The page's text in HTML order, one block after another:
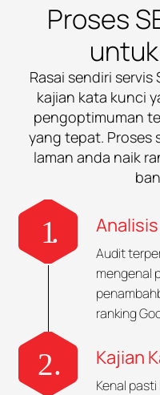
Proses
Rasai sendiri
kajian kata kunci
pengoptimuman
yang tepat. Proses
laman anda naik
Audit
mengenal
ranking
Kajian
Kenal